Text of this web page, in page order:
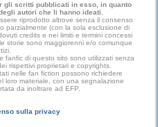
gli scritti pubblicati in esso, in quanto
autori che li hanno ideati.
riprodotto altrove senza il consenso
parzialmente (con la sola esclusione di
credits e nei limiti e termini concessi
storie sono maggiorenni e/o comunque
fanfic di questo sito sono utilizzati senza
rispettivi proprietari e copyrights.
nelle fan fiction possono richiedere
loro materiale, con una segnalazione
da inoltrare ad EFP.
sulla privacy